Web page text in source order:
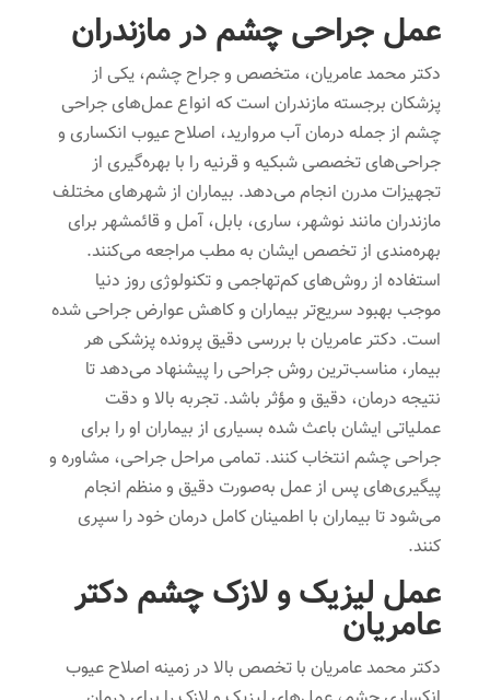
عمل جراحی چشم در مازندران
دکتر محمد عامریان، متخصص و جراح چشم، یکی از
پزشکان برجسته مازندران است که انواع عمل‌های جراحی
چشم از جمله درمان آب مروارید، اصلاح عیوب انکساری و
جراحی‌های تخصصی شبکیه و قرنیه را با بهره‌گیری از
تجهیزات مدرن انجام می‌دهد. بیماران از شهرهای مختلف
مازندران مانند نوشهر، ساری، بابل، آمل و قائمشهر برای
بهره‌مندی از تخصص ایشان به مطب مراجعه می‌کنند.
استفاده از روش‌های کم‌تهاجمی و تکنولوژی روز دنیا
موجب بهبود سریع‌تر بیماران و کاهش عوارض جراحی شده
است. دکتر عامریان با بررسی دقیق پرونده پزشکی هر
بیمار، مناسب‌ترین روش جراحی را پیشنهاد می‌دهد تا
نتیجه درمان، دقیق و مؤثر باشد. تجربه بالا و دقت
عملیاتی ایشان باعث شده بسیاری از بیماران او را برای
جراحی چشم انتخاب کنند. تمامی مراحل جراحی، مشاوره و
پیگیری‌های پس از عمل به‌صورت دقیق و منظم انجام
می‌شود تا بیماران با اطمینان کامل درمان خود را سپری
کنند.
عمل لیزیک و لازک چشم دکتر
عامریان
دکتر محمد عامریان با تخصص بالا در زمینه اصلاح عیوب